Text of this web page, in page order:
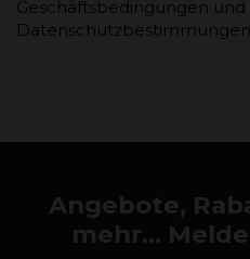
Geschäftsbedingungen und
Datenschutzbestimmungen
Angebote,
mehr...